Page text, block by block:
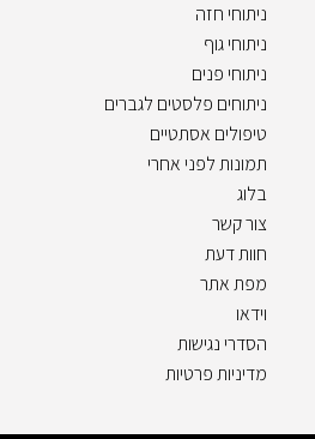
ניתוחי חזה
ניתוחי גוף
ניתוחי פנים
ניתוחים פלסטים לגברים
טיפולים אסתטיים
תמונות לפני אחרי
בלוג
צור קשר
חוות דעת
מפת אתר
וידאו
הסדרי נגישות
מדיניות פרטיות